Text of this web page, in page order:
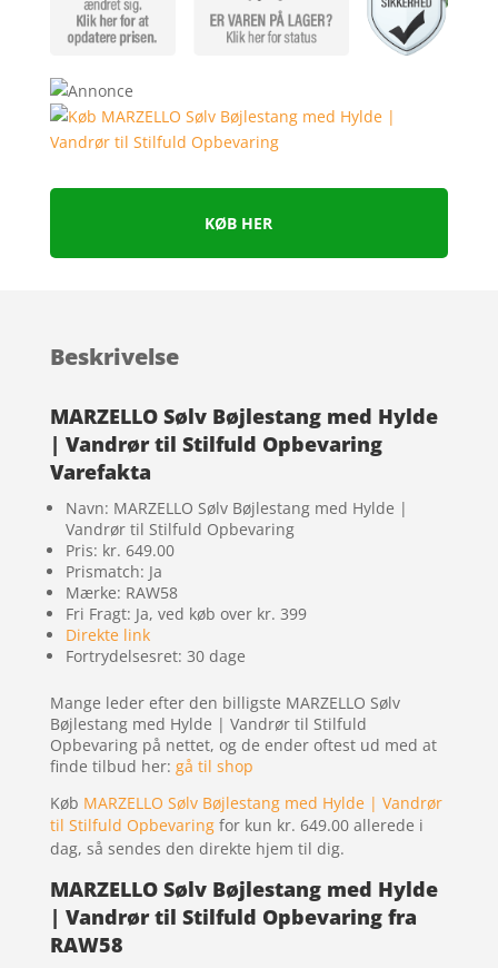
KØB HER
Beskrivelse
MARZELLO Sølv Bøjlestang med Hylde
| Vandrør til Stilfuld Opbevaring
Varefakta
Navn: MARZELLO Sølv Bøjlestang med Hylde |
Vandrør til Stilfuld Opbevaring
Pris: kr. 649.00
Prismatch: Ja
Mærke: RAW58
Fri Fragt: Ja, ved køb over kr. 399
Direkte link
Fortrydelsesret: 30 dage
Mange leder efter den billigste MARZELLO Sølv
Bøjlestang med Hylde | Vandrør til Stilfuld
Opbevaring på nettet, og de ender oftest ud med at
finde tilbud her: gå til shop
Køb MARZELLO Sølv Bøjlestang med Hylde | Vandrør
til Stilfuld Opbevaringfor kun kr. 649.00 allerede i
dag, så sendes den direkte hjem til dig.
MARZELLO Sølv Bøjlestang med Hylde
| Vandrør til Stilfuld Opbevaring fra
RAW58